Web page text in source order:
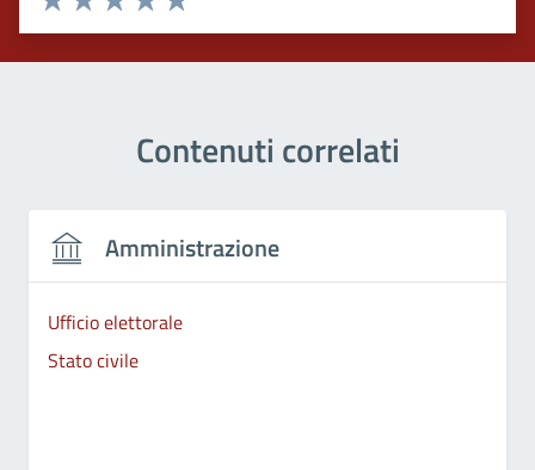
Valuta 5 stelle su 5
Valuta 4 stelle su 5
Valuta 3 stelle su 5
Valuta 2 stelle su 5
Valuta 1 stelle su 5
Contenuti correlati
Amministrazione
Ufficio elettorale
Stato civile